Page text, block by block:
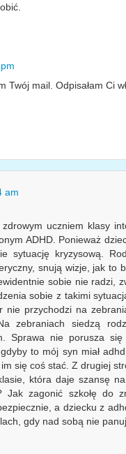
Twój mail. Odpisałam Ci
am
uczniem klasy
ADHD. Ponieważ
sytuację kryzysową.
snują wizje, jak to
sobie nie radzi,
sobie z takimi
nie przychodzi na
zebraniach siedzą
Sprawa nie porusza
to mój syn miał
się coś stać. Z drugiej
która daje szansę na
Jak zagonić szkołę do
a dziecku z
gdy nad sobą nie